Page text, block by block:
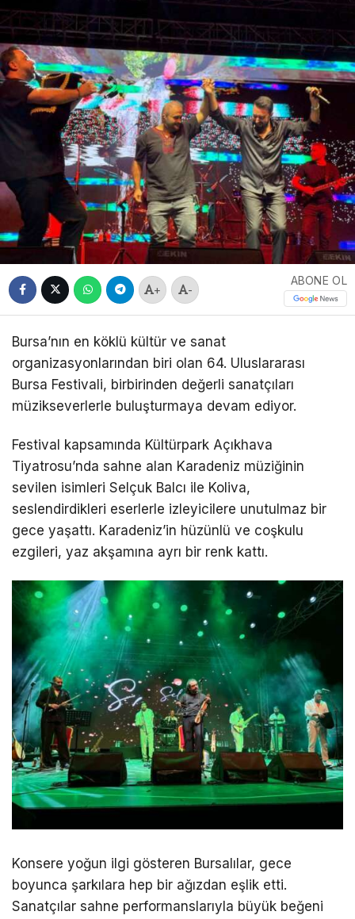
+ -
ABONE OL
Bursa’nın en köklü kültür ve sanat
organizasyonlarından biri olan 64. Uluslararası
Bursa Festivali, birbirinden değerli sanatçıları
müzikseverlerle buluşturmaya devam ediyor.
Festival kapsamında Kültürpark Açıkhava
Tiyatrosu’nda sahne alan Karadeniz müziğinin
sevilen isimleri Selçuk Balcı ile Koliva,
seslendirdikleri eserlerle izleyicilere unutulmaz bir
gece yaşattı. Karadeniz’in hüzünlü ve coşkulu
ezgileri, yaz akşamına ayrı bir renk kattı.
Konsere yoğun ilgi gösteren Bursalılar, gece
boyunca şarkılara hep bir ağızdan eşlik etti.
Sanatçılar sahne performanslarıyla büyük beğeni